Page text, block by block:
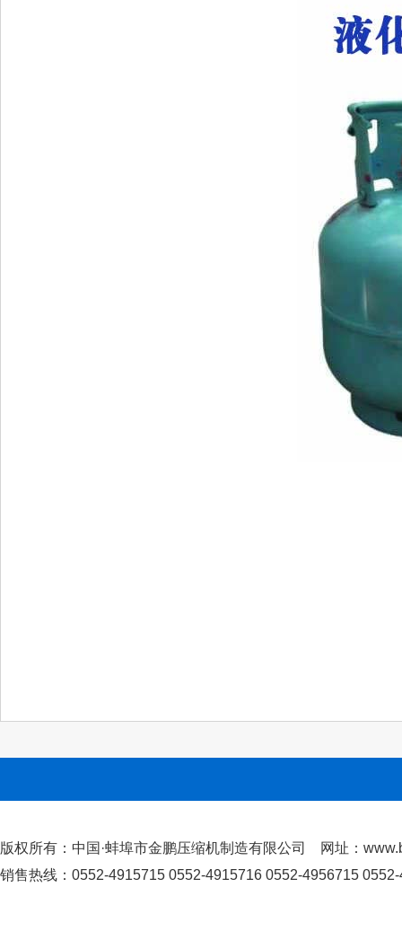
版权所有：中国·蚌埠市金鹏压缩机制造有限公司 网址：
销售热线：0552-4915715 0552-4915716 0552-4956715